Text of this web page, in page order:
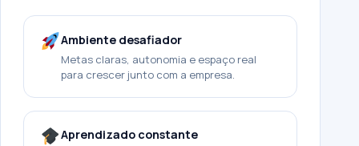
Ambiente desafiador
Metas claras, autonomia e espaço real
para crescer junto com a empresa.
Aprendizado constante